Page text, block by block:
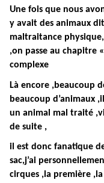
Une fois que nous
y avait des animaux
maltraitance
,on passe au chapitre
complexe
Là encore ,beaucoup
beaucoup d’animaux
un animal mal traité
de suite ,
il est donc fanatique
sac,j’ai
cirques ,la première